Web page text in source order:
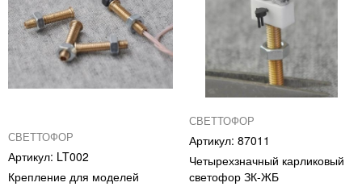
СВЕТТОФОР
LT002
Крепление для моделей
СВЕТТОФОР
87011
Четырехзначный карликовый
светофор ЗК-ЖБ